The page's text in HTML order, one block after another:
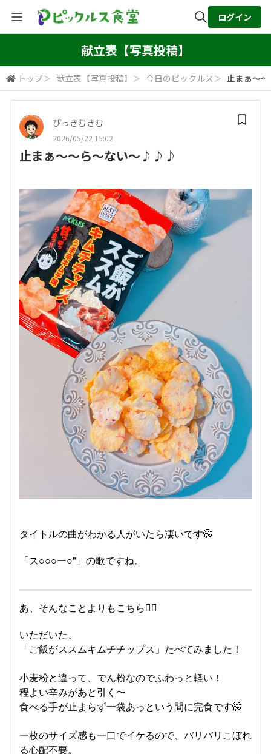
検索
ログイン
献立表【写真投稿】
トップ＞ 献立表【写真投稿】 ＞ 今日のピックルス＞ 止まぁ〜
ぴっきむきむ
2026/05/22 15:02
止まぁ〜〜ら〜ない〜♪♪♪
タイトルの曲がわかる人がいたら凄いです🤭
「ス○○○ー○"」の歌ですね。
あ、そんなことよりもこちら💁‍♀️
いただいた、
「ご飯がススムキムチチップス」たべてみました！
小麦粉と違って、でん粉なのでふわっと軽い！
程よい辛みがあと引く〜
食べる手が止まらず一袋あっという間に完食です🤭
一枚のサイズ感も一口でイケるので、バリバリこぼれ
る心配不要。